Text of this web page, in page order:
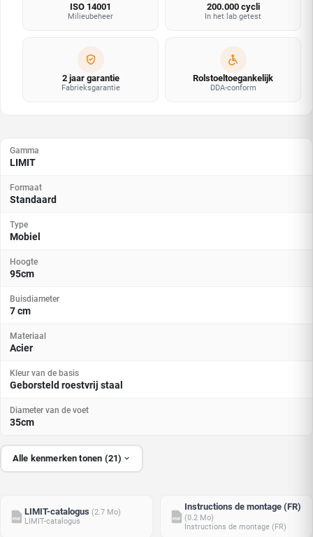
ISO 14001
Milieubeheer
200.000 cycli
In het lab getest
2 jaar garantie
Fabrieksgarantie
Rolstoeltoegankelijk
DDA-conform
Gamma
LIMIT
Formaat
Standaard
Type
Mobiel
Hoogte
95cm
Buisdiameter
7 cm
Materiaal
Acier
Kleur van de basis
Geborsteld roestvrij staal
Diameter van de voet
35cm
Alle kenmerken tonen (21)
PDF
LIMIT-catalogus (2.7 Mo)
LIMIT-catalogus
PDF
Instructions de montage (FR)
(0.2 Mo)
Instructions de montage (FR)